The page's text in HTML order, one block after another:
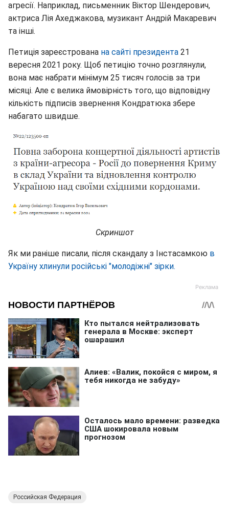
агресії. Наприклад, письменник Віктор Шендерович,
актриса Лія Ахеджакова, музикант Андрій Макаревич
та інші.
Петиція зареєстрована на сайті президента 21
вересня 2021 року. Щоб петицію точно розглянули,
вона має набрати мінімум 25 тисяч голосів за три
місяці. Але є велика ймовірність того, що відповідну
кількість підписів звернення Кондратюка збере
набагато швидше.
Скриншот
Як ми раніше писали, після скандалу з Інстасамкою в
Україну хлинули російські "молодіжні" зірки.
Российская Федерация